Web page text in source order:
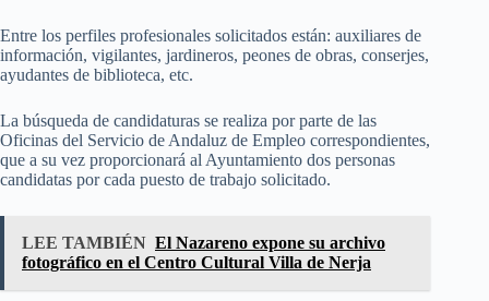
Entre los perfiles profesionales solicitados están: auxiliares de
información, vigilantes, jardineros, peones de obras, conserjes,
ayudantes de biblioteca, etc.
La búsqueda de candidaturas se realiza por parte de las
Oficinas del Servicio de Andaluz de Empleo correspondientes,
que a su vez proporcionará al Ayuntamiento dos personas
candidatas por cada puesto de trabajo solicitado.
LEE TAMBIÉN El Nazareno expone su archivo
fotográfico en el Centro Cultural Villa de Nerja